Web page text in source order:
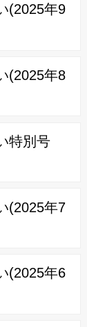
(2025年9
(2025年8
特別号
(2025年7
(2025年6